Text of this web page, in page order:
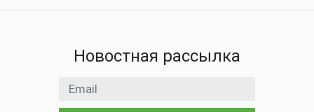
Новостная рассылка
Email адрес